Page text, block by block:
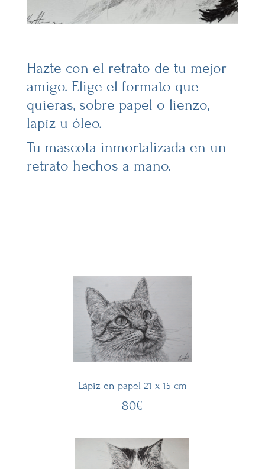
Hazte con el retrato de tu mejor
amigo. Elige el formato que
quieras, sobre papel o lienzo,
lapíz u óleo.
Tu mascota inmortalizada en un
retrato hechos a mano.
Lápiz en papel 21 x 15 cm
80€